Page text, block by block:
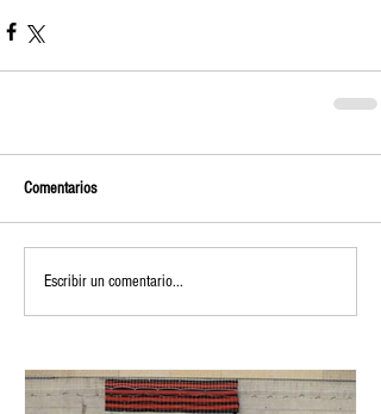
Comentarios
Escribir un comentario...